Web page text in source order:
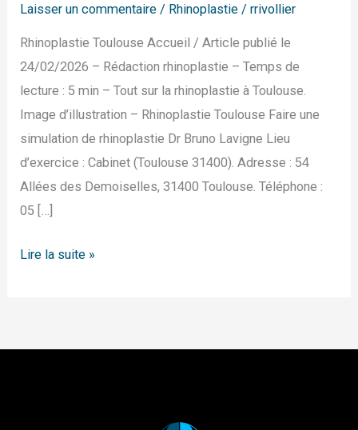
Laisser un commentaire / Rhinoplastie /rrivollier
Rhinoplastie Toulouse Accueil / Article publié le
24/02/2026 – Rédaction rhinoplastie – Temps de
lecture : 5 min – Tout sur la rhinoplastie à Toulouse.
Image d’illustration – Rhinoplastie Toulouse Faire une
simulation de rhinoplastie Dr Bruno Lavigne Lieu
d’exercice : Cabinet (Toulouse 31400). Adresse : 54
Allées des Demoiselles, 31400 Toulouse. Téléphone :
05 […]
Lire la suite »